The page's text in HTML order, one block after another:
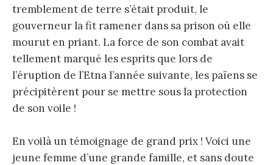
tremblement de terre s’était produit, le
gouverneur la fit ramener dans sa prison où elle
mourut en priant. La force de son combat avait
tellement marqué les esprits que lors de
l’éruption de l’Etna l’année suivante, les païens se
précipitèrent pour se mettre sous la protection
de son voile !
En voilà un témoignage de grand prix ! Voici une
jeune femme d’une grande famille, et sans doute